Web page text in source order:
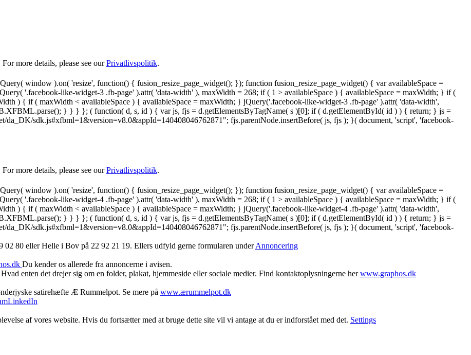
more details, please see ourPrivatlivspolitik.
window ).on( 'resize', function() { fusion_resize_page_widget(); }); function fusion_resize_page_widget() { var availableSpace =
'.facebook-like-widget-3 .fb-page' ).attr( 'data-width' ), maxWidth = 268; if ( 1 > availableSpace ) { availableSpace = maxWidth; } if (
) { if ( maxWidth < availableSpace ) { availableSpace = maxWidth; } jQuery('.facebook-like-widget-3 .fb-page' ).attr( 'data-width',
} } } }; ( function( d, s, id ) { var js, fjs = d.getElementsByTagName( s )[0]; if ( d.getElementById( id ) ) { return; } js =
da_DK/sdk.js#xfbml=1&version=v8.0&appId=140408046762871"; fjs.parentNode.insertBefore( js, fjs ); }( document, 'script', 'facebook-
more details, please see ourPrivatlivspolitik.
window ).on( 'resize', function() { fusion_resize_page_widget(); }); function fusion_resize_page_widget() { var availableSpace =
'.facebook-like-widget-4 .fb-page' ).attr( 'data-width' ), maxWidth = 268; if ( 1 > availableSpace ) { availableSpace = maxWidth; } if (
) { if ( maxWidth < availableSpace ) { availableSpace = maxWidth; } jQuery('.facebook-like-widget-4 .fb-page' ).attr( 'data-width',
} } } }; ( function( d, s, id ) { var js, fjs = d.getElementsByTagName( s )[0]; if ( d.getElementById( id ) ) { return; } js =
da_DK/sdk.js#xfbml=1&version=v8.0&appId=140408046762871"; fjs.parentNode.insertBefore( js, fjs ); }( document, 'script', 'facebook-
80 ‬eller Helle i Bov på 22 92 21 19‬. Ellers udfyld gerne formularen underAnnoncering
Du kender os allerede fra annoncerne i avisen.
enten det drejer sig om en folder, plakat, hjemmeside eller sociale medier. Find kontaktoplysningerne herwww.graphos.dk
satirehæfte Æ Rummelpot. Se mere på www.ærummelpot.dk
LinkedIn
af vores website. Hvis du fortsætter med at bruge dette site vil vi antage at du er indforstået med det. Settings